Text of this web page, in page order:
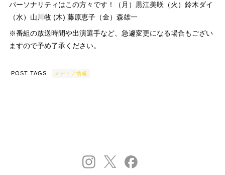
パーソナリティはこの方々です！（月）黒江美咲（火）鈴木ダイ
（水）山川牧 (木) 藤原恵子（金）森雄一
※番組の放送時間や出演選手など、急遽変更になる場合もござい
ますので予め了承ください。
POST TAGS メディア情報